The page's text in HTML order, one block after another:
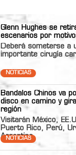
Glenn Hughes se
escenarios por
Deberá someterse a
importante cirugía
NOTICIAS
Bandalos Chinos va
disco en camino y
región
Visitarán México,
Puerto Rico, Perú,
Argentina
NOTICIAS